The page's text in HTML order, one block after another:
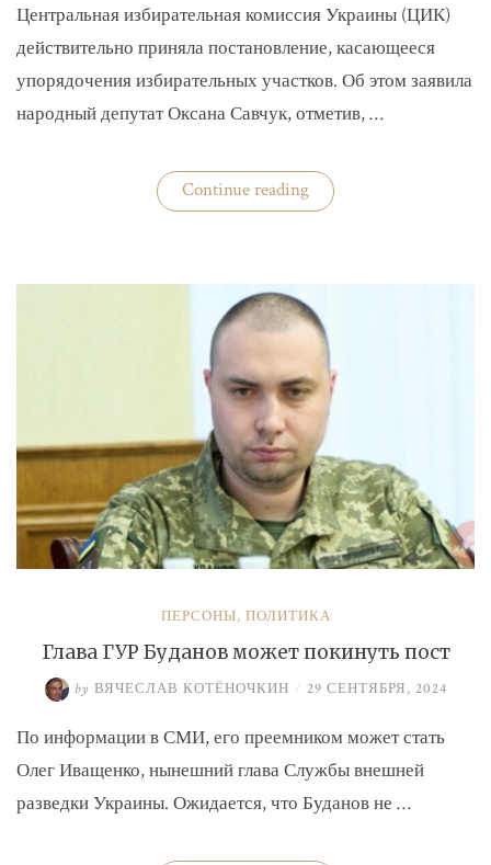
Центральная избирательная комиссия Украины (ЦИК)
действительно приняла постановление, касающееся
упорядочения избирательных участков. Об этом заявила
народный депутат Оксана Савчук, отметив, …
Continue reading«ЦИК
готовится
ПЕРСОНЫ, ПОЛИТИКА
Глава ГУР Буданов может покинуть пост
by ВЯЧЕСЛАВ КОТЁНОЧКИН / 29 СЕНТЯБРЯ, 2024
По информации в СМИ, его преемником может стать
Олег Иващенко, нынешний глава Службы внешней
разведки Украины. Ожидается, что Буданов не …